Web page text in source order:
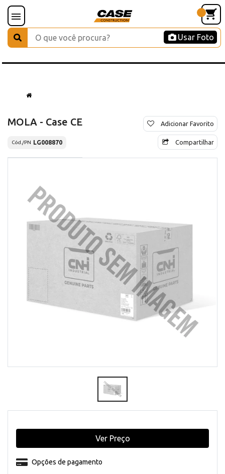
Usar Foto
MOLA - Case CE
Cód./PN LG008870
Adicionar Favorito
Compartilhar
Opções de pagamento
Ver Preço